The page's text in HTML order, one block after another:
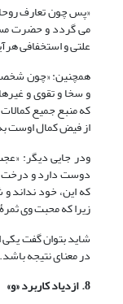
«پس چون تعارف
می گرددوحضرت
علتی و استخفافی
همچنین: «چون
و سخا و تقوی و
که منبع جمیع
از فیض کمال اوست به
ودر جایی دیگر:
دوست دارد و درخت
که این، خود نداندو
زیرا که محبت وی
شاید بتوان گفت یکی
در معنای نتیجه باشد.
8. ازدیاد کاربرد «و»